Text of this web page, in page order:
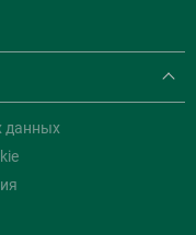
данных